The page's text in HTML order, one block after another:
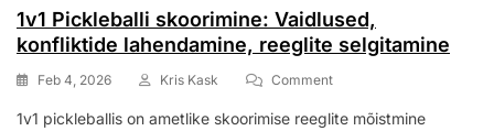
1v1 Pickleballi skoorimine: Vaidlused,
konfliktide lahendamine, reeglite selgitamine
Feb 4, 2026 Kris Kask CommentOn
Pickleballi
1v1 pickleballis on ametlike skoorimise reeglite mõistmine